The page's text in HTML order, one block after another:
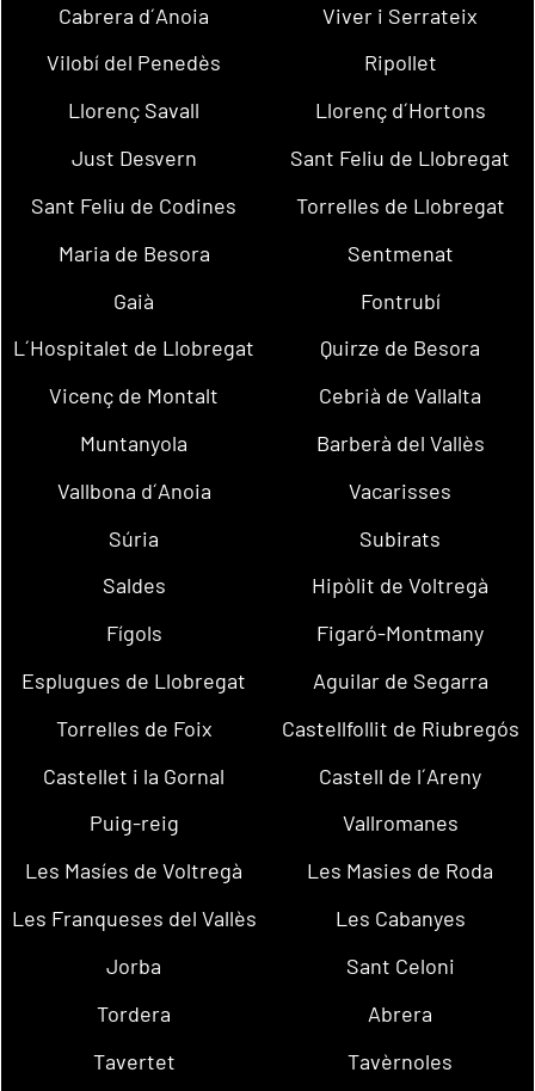
Cabrera d´Anoia
Viver i Serrateix
Vilobí del Penedès
Ripollet
Llorenç Savall
Llorenç d´Hortons
Just Desvern
Sant Feliu de Llobregat
Sant Feliu de Codines
Torrelles de Llobregat
Maria de Besora
Sentmenat
Gaià
Fontrubí
L´Hospitalet de Llobregat
Quirze de Besora
Vicenç de Montalt
Cebrià de Vallalta
Muntanyola
Barberà del Vallès
Vallbona d´Anoia
Vacarisses
Súria
Subirats
Saldes
Hipòlit de Voltregà
Fígols
Figaró-Montmany
Esplugues de Llobregat
Aguilar de Segarra
Torrelles de Foix
Castellfollit de Riubregós
Castellet i la Gornal
Castell de l´Areny
Puig-reig
Vallromanes
Les Masíes de Voltregà
Les Masies de Roda
Les Franqueses del Vallès
Les Cabanyes
Jorba
Sant Celoni
Tordera
Abrera
Tavertet
Tavèrnoles